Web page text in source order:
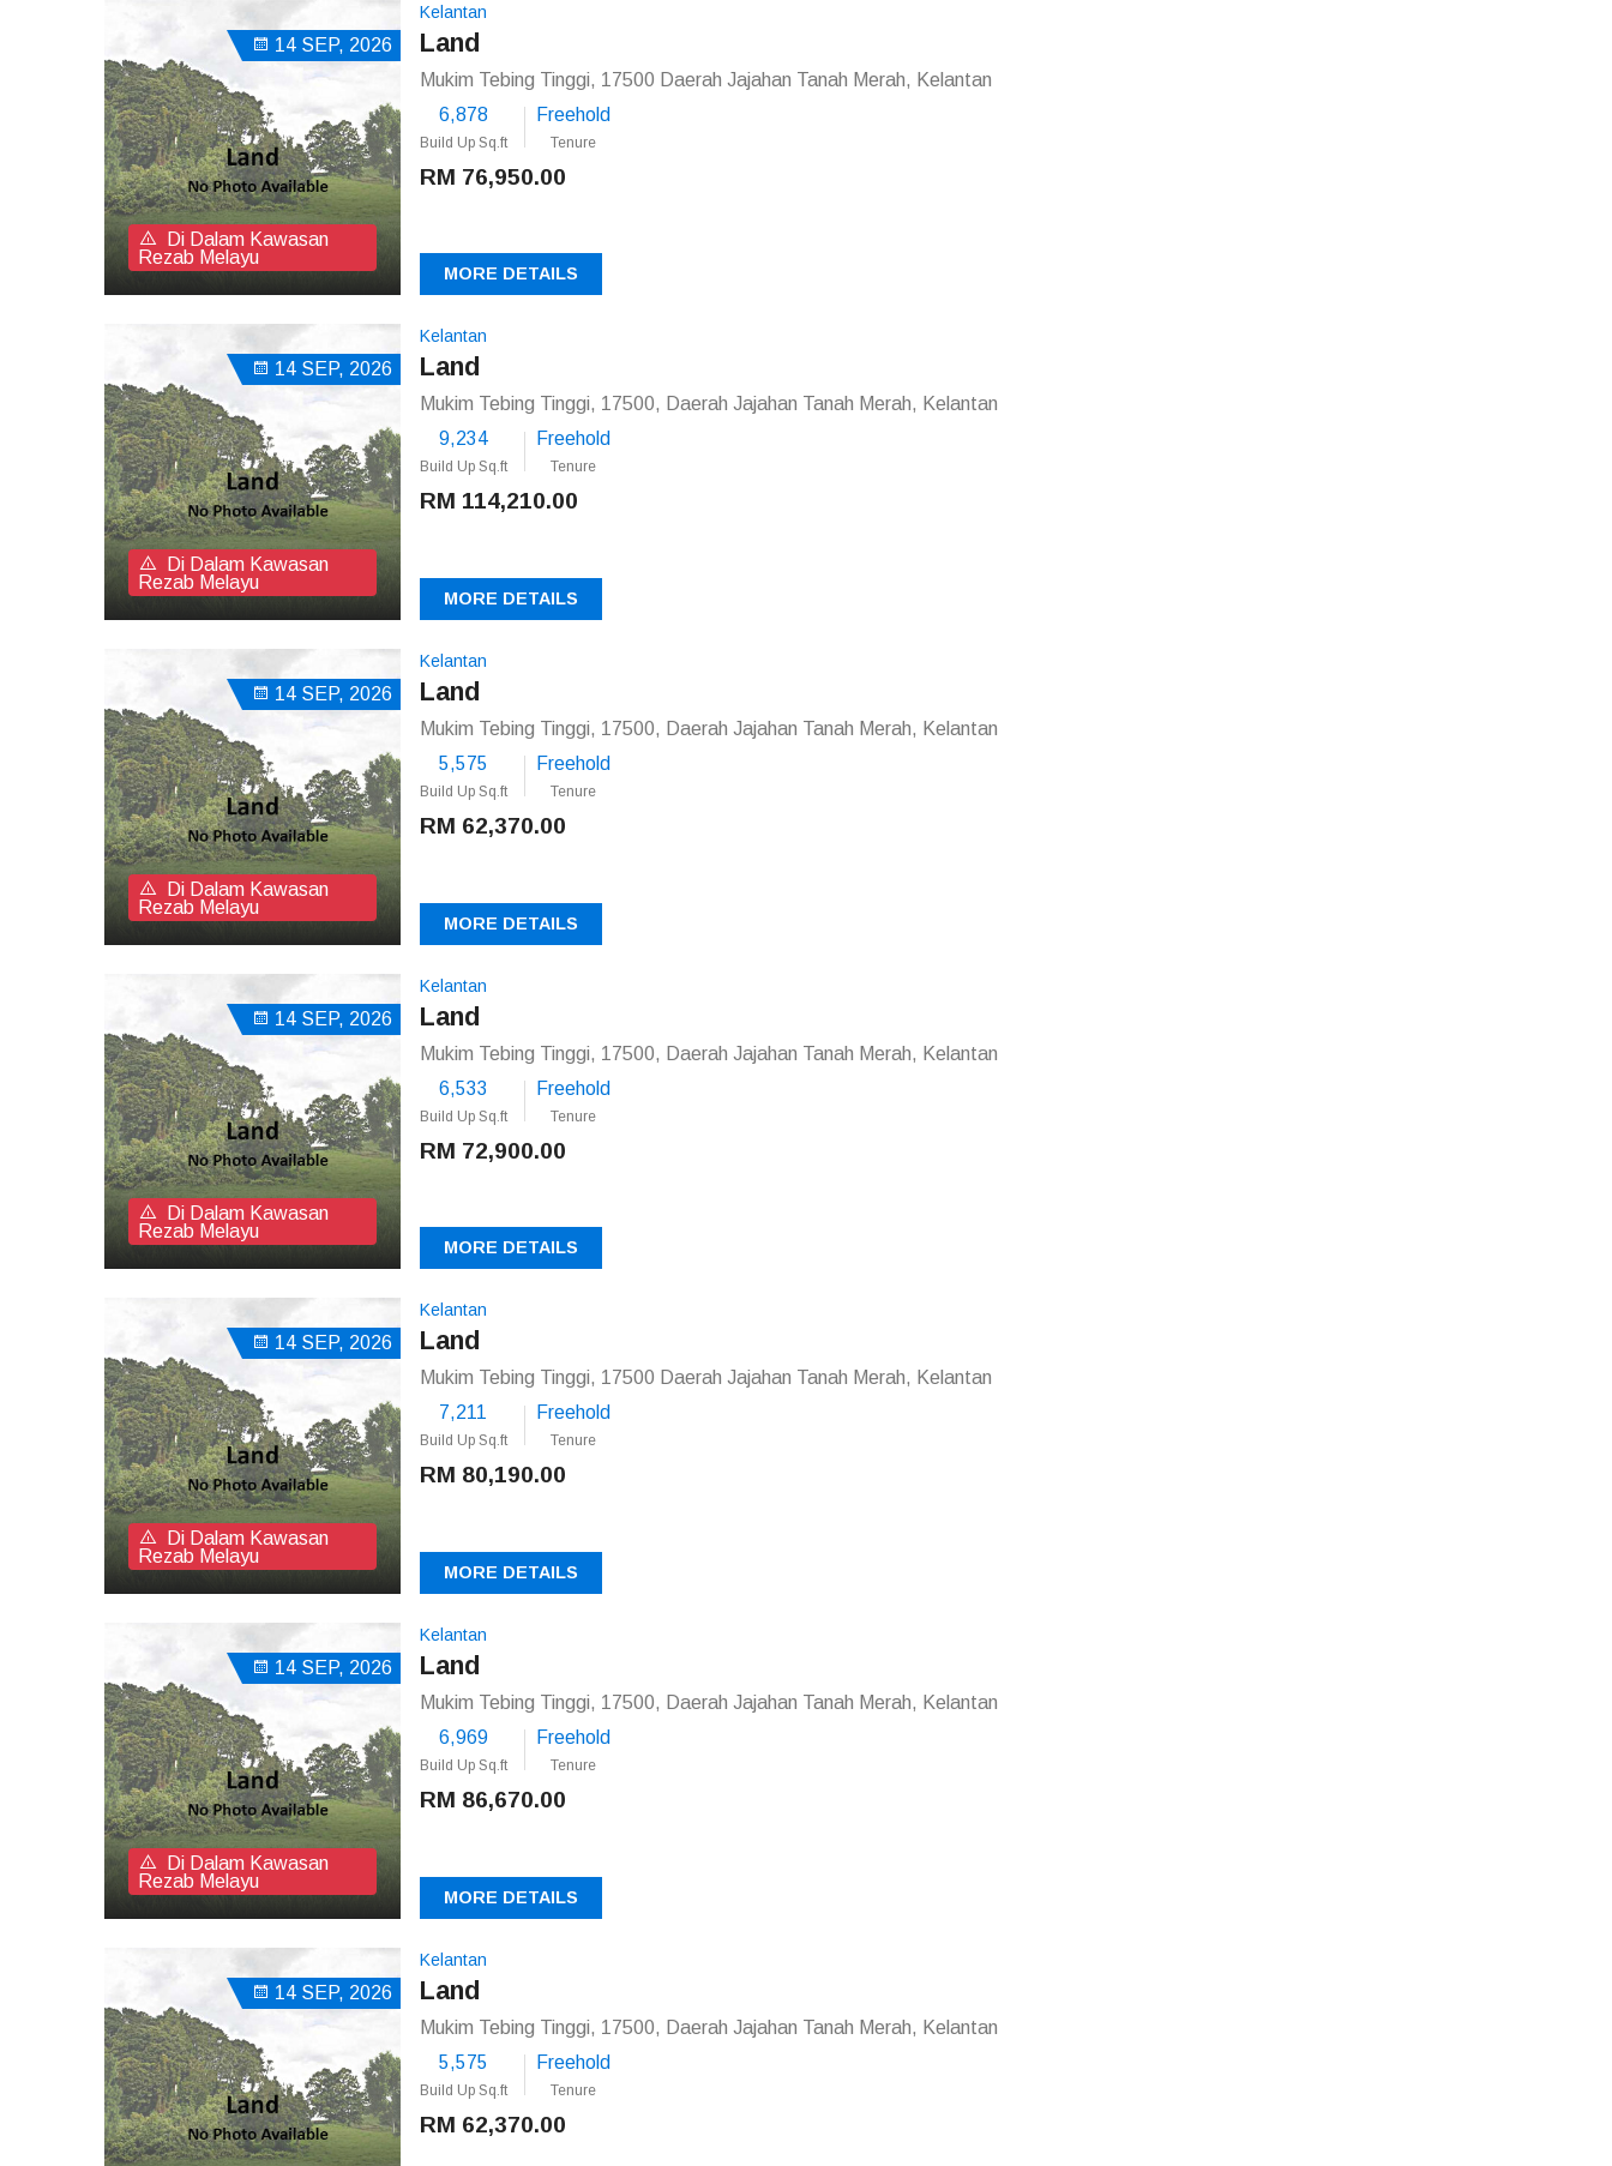
14 SEP, 2026
Di Dalam Kawasan
Rezab Melayu
Kelantan
Land
Mukim Tebing Tinggi, 17500 Daerah Jajahan Tanah Merah, Kelantan
6,878
Build Up Sq.ft
Freehold
Tenure
RM 76,950.00
MORE DETAILS
14 SEP, 2026
Di Dalam Kawasan
Rezab Melayu
Kelantan
Land
Mukim Tebing Tinggi, 17500, Daerah Jajahan Tanah Merah, Kelantan
9,234
Build Up Sq.ft
Freehold
Tenure
RM 114,210.00
MORE DETAILS
14 SEP, 2026
Di Dalam Kawasan
Rezab Melayu
Kelantan
Land
Mukim Tebing Tinggi, 17500, Daerah Jajahan Tanah Merah, Kelantan
5,575
Build Up Sq.ft
Freehold
Tenure
RM 62,370.00
MORE DETAILS
14 SEP, 2026
Di Dalam Kawasan
Rezab Melayu
Kelantan
Land
Mukim Tebing Tinggi, 17500, Daerah Jajahan Tanah Merah, Kelantan
6,533
Build Up Sq.ft
Freehold
Tenure
RM 72,900.00
MORE DETAILS
14 SEP, 2026
Di Dalam Kawasan
Rezab Melayu
Kelantan
Land
Mukim Tebing Tinggi, 17500 Daerah Jajahan Tanah Merah, Kelantan
7,211
Build Up Sq.ft
Freehold
Tenure
RM 80,190.00
MORE DETAILS
14 SEP, 2026
Di Dalam Kawasan
Rezab Melayu
Kelantan
Land
Mukim Tebing Tinggi, 17500, Daerah Jajahan Tanah Merah, Kelantan
6,969
Build Up Sq.ft
Freehold
Tenure
RM 86,670.00
MORE DETAILS
14 SEP, 2026
Kelantan
Land
Mukim Tebing Tinggi, 17500, Daerah Jajahan Tanah Merah, Kelantan
5,575
Build Up Sq.ft
Freehold
Tenure
RM 62,370.00